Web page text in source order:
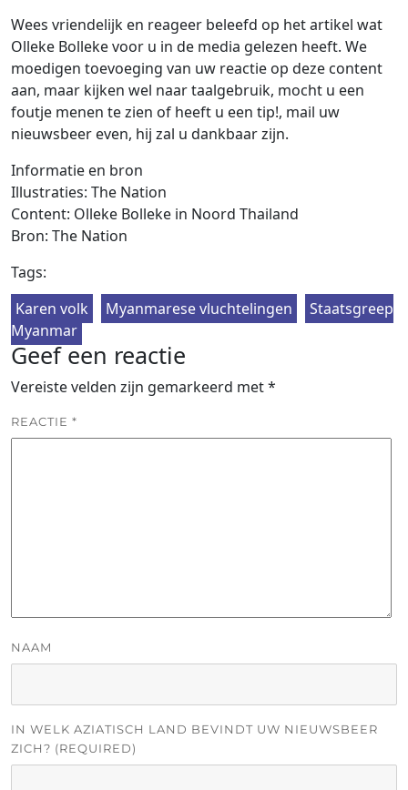
Wees vriendelijk en reageer beleefd op het artikel wat
Olleke Bolleke voor u in de media gelezen heeft. We
moedigen toevoeging van uw reactie op deze content
aan, maar kijken wel naar taalgebruik, mocht u een
foutje menen te zien of heeft u een tip!, mail uw
nieuwsbeer even, hij zal u dankbaar zijn.
Informatie en bron
Illustraties: The Nation
Content: Olleke Bolleke in Noord Thailand
Bron: The Nation
Tags:
Karen volk
Myanmarese vluchtelingen
Staatsgreep
Myanmar
Geef een reactie
Vereiste velden zijn gemarkeerd met*
REACTIE *
NAAM
IN WELK AZIATISCH LAND BEVINDT UW NIEUWSBEER
ZICH? (REQUIRED)